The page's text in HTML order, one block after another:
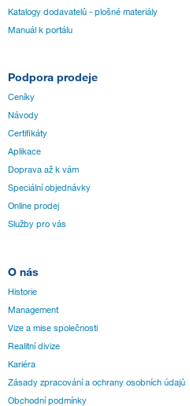
Katalogy dodavatelů - plošné materiály
Manuál k portálu
Podpora prodeje
Ceníky
Návody
Certifikáty
Aplikace
Doprava až k vám
Speciální objednávky
Online prodej
Služby pro vás
O nás
Historie
Management
Vize a mise společnosti
Realitní divize
Kariéra
Zásady zpracování a ochrany osobních údajů
Obchodní podmínky